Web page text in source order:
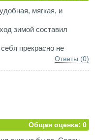
мягкая, и
зимой составил
прекрасно не
Ответы (0)
Общая оценка: 0